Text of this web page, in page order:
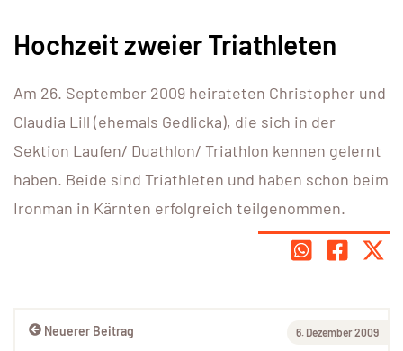
Hochzeit zweier Triathleten
Am 26. September 2009 heirateten Christopher und
Claudia Lill (ehemals Gedlicka), die sich in der
Sektion Laufen/ Duathlon/ Triathlon kennen gelernt
haben. Beide sind Triathleten und haben schon beim
Ironman in Kärnten erfolgreich teilgenommen.
Neuerer Beitrag 6. Dezember 2009